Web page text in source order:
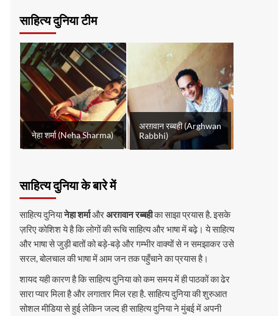
साहित्य दुनिया टीम
नेहा शर्मा (Neha Sharma)
अरग़वान रब्बही (Arghwan
Rabbhi)
साहित्य दुनिया के बारे में
साहित्य दुनियानेहा शर्माऔरअरग़वान रब्बहीका साझा प्रयास है. इसके
ज़रिए कोशिश ये है कि लोगों की रूचि साहित्य और भाषा में बढ़े। ये साहित्य
और भाषा से जुड़ी बातों को बड़े-बड़े और गम्भीर वाक्यों से न समझाकर उसे
सरल, बोलचाल की भाषा में आम जन तक पहुँचाने का प्रयास है।
शायद यही कारण है कि साहित्य दुनिया को कम समय में ही पाठकों का ढेर
सारा प्यार मिला है और लगातार मिल रहा है. साहित्य दुनिया की शुरुआत
सोशल मीडिया से हुई लेकिन जल्द ही साहित्य दुनिया ने मुंबई में अपनी